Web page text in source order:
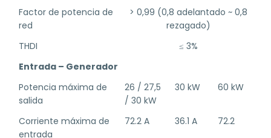
Factor de potencia de
red
> 0,99 (0,8 adelantado ~ 0,8
rezagado)
THDI
≤ 3%
Entrada – Generador
Potencia máxima de
salida
26 / 27,5
/ 30 kW
30 kW 60 kW
Corriente máxima de
entrada
72.2 A 36.1 A 72.2